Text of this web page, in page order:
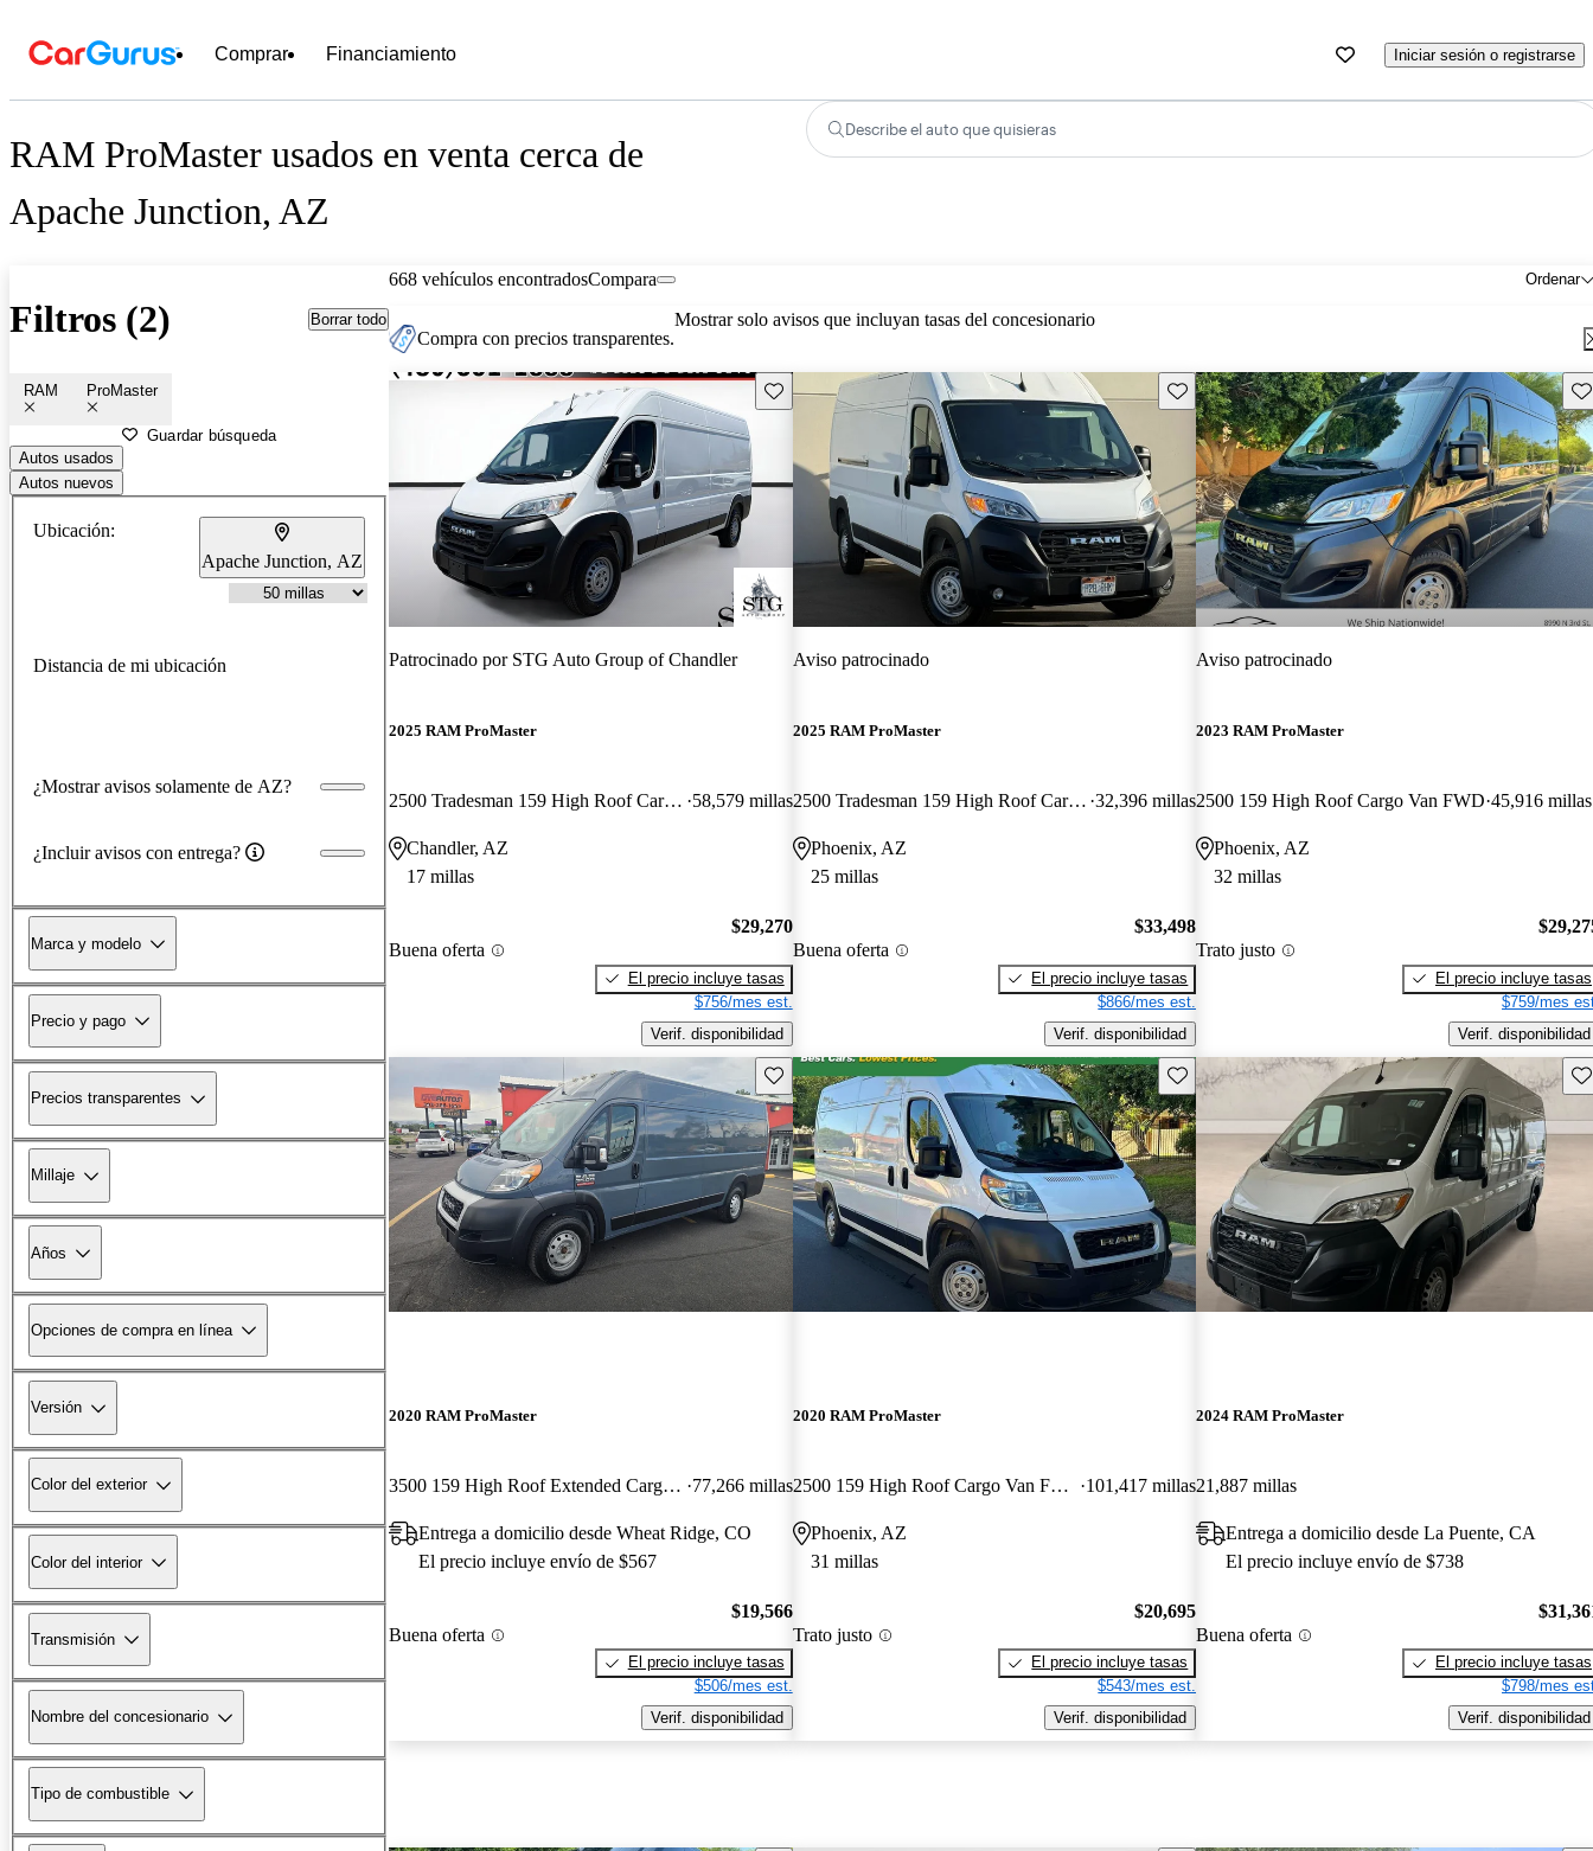
Comprar Financiamiento Iniciar sesión o registrarse
RAM ProMaster usados en venta cerca de
Apache Junction, AZ
Describe el auto que quisieras
Filtros (2) Borrar todo
RAM ProMaster
Guardar búsqueda
Autos usados
Autos nuevos
Ubicación:
Apache Junction, AZ
Distancia de mi ubicación
¿Mostrar avisos solamente de AZ?
¿Incluir avisos con entrega?
Marca y modelo
Precio y pago
Precios transparentes
Millaje
Años
Opciones de compra en línea
Versión
Color del exterior
Color del interior
Transmisión
Nombre del concesionario
Tipo de combustible
668 vehículos encontrados Ordenar
Compara
Compra con precios transparentes.
Mostrar solo avisos que incluyan tasas del concesionario
Guarda este Aviso
Patrocinado por STG Auto Group of Chandler
2025 RAM ProMaster
2500 Tradesman 159 High Roof Cargo Van FWD 58,579 millas
Chandler, AZ
17 millas
Buena oferta
$29,270
El precio incluye tasas
$756/mes est.
Verif. disponibilidad
Guarda este Aviso
Aviso patrocinado
2025 RAM ProMaster
2500 Tradesman 159 High Roof Cargo Van FWD 32,396 millas
Phoenix, AZ
25 millas
Buena oferta
$33,498
El precio incluye tasas
$866/mes est.
Verif. disponibilidad
Aviso patrocinado
2023 RAM ProMaster
2500 159 High Roof Cargo Van FWD 45,916 millas
Phoenix, AZ
32 millas
Trato justo
El precio incluye tasas
$759/mes
Verif. disponibilidad
Guarda este Aviso
2020 RAM ProMaster
3500 159 High Roof Extended Cargo Van FWD 77,266 millas
Entrega a domicilio desde Wheat Ridge, CO
El precio incluye envío de $567
Buena oferta
$19,566
El precio incluye tasas
$506/mes est.
Verif. disponibilidad
Guarda este Aviso
2020 RAM ProMaster
2500 159 High Roof Cargo Van FWD 101,417 millas
Phoenix, AZ
31 millas
Trato justo
$20,695
El precio incluye tasas
$543/mes est.
Verif. disponibilidad
2024 RAM ProMaster
21,887 millas
Entrega a domicilio desde La Puente, CA
El precio incluye envío de $738
Buena oferta
El precio incluye tasas
$798/mes
Verif. disponibilidad